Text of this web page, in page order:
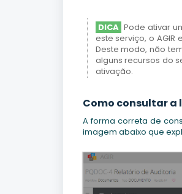
DICA Pode ativar
este serviço, o
Deste modo, não
alguns recursos do
ativação.
Como consultar
A forma correta de
imagem abaixo que